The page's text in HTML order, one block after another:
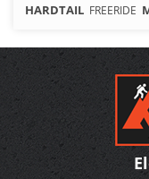
HARDTAIL FREERIDE